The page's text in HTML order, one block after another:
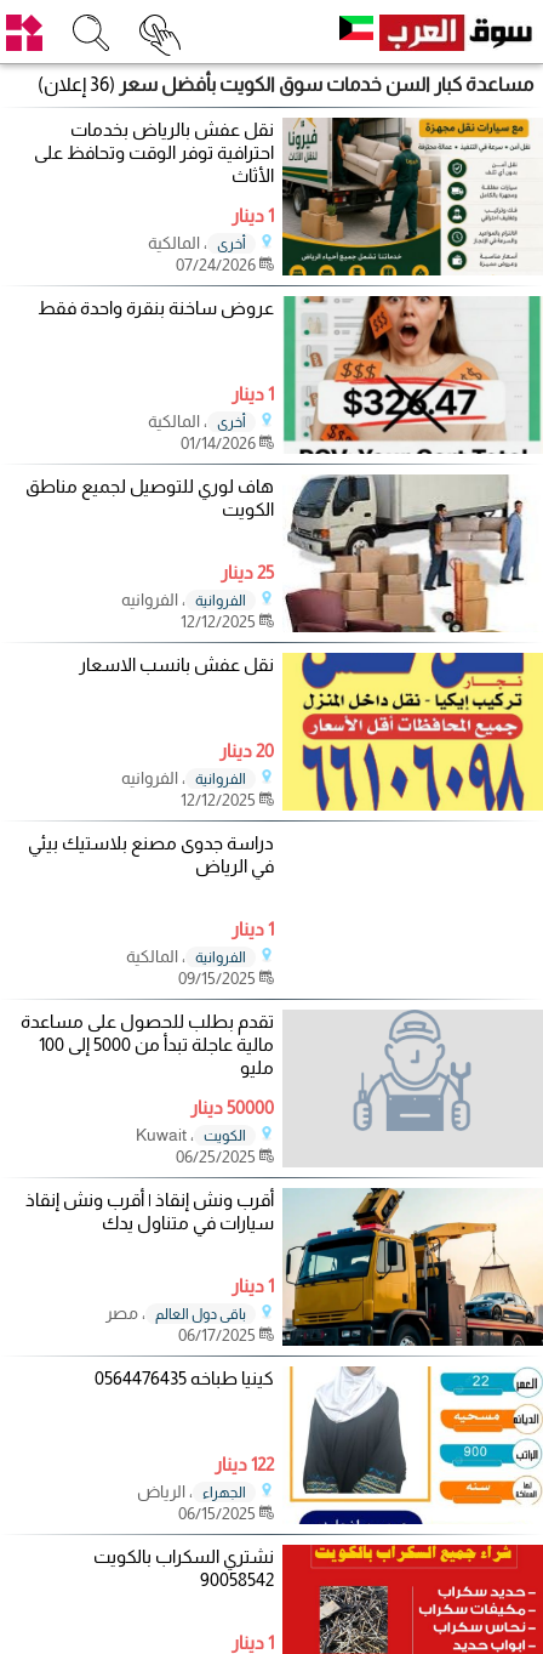
مساعدة كبار السن خدمات سوق الكويت بأفضل سعر (36 إعلان)
نقل عفش بالرياض بخدمات
احترافية توفر الوقت وتحافظ على
الأثاث
1 دينار
أخرى
، المالكية
07/24/2026
عروض ساخنة بنقرة واحدة فقط
1 دينار
أخرى
، المالكية
01/14/2026
هاف لوري للتوصيل لجميع مناطق
الكويت
25 دينار
الفروانية
، الفروانيه
نقل عفش بانسب الاسعار
20 دينار
الفروانية
، الفروانيه
دراسة جدوى مصنع بلاستيك بيئي
في الرياض
1 دينار
الفروانية
، المالكية
تقدم بطلب للحصول على مساعدة
مالية عاجلة تبدأ من 5000 إلى 100
مليو
50000 دينار
الكويت
، Kuwait
أقرب ونش إنقاذ | أقرب ونش إنقاذ
سيارات في متناول يدك
1 دينار
باقي دول العالم
، مصر
كينيا طباخه 0564476435
122 دينار
الجهراء
، الرياض
نشتري السكراب بالكويت
90058542
1 دينار